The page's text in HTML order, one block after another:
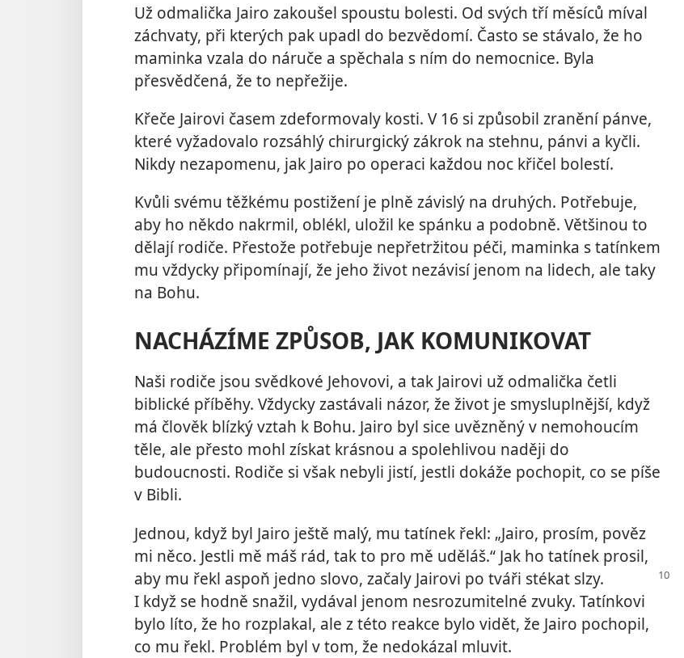
Už odmalička Jairo zakoušel spoustu bolesti. Od svých tří měsíců míval
záchvaty, při kterých pak upadl do bezvědomí. Často se stávalo, že ho
maminka vzala do náruče a spěchala s ním do nemocnice. Byla
přesvědčená, že to nepřežije.
Křeče Jairovi časem zdeformovaly kosti. V 16 si způsobil zranění pánve,
které vyžadovalo rozsáhlý chirurgický zákrok na stehnu, pánvi a kyčli.
Nikdy nezapomenu, jak Jairo po operaci každou noc křičel bolestí.
Kvůli svému těžkému postižení je plně závislý na druhých. Potřebuje,
aby ho někdo nakrmil, oblékl, uložil ke spánku a podobně. Většinou to
dělají rodiče. Přestože potřebuje nepřetržitou péči, maminka s tatínkem
mu vždycky připomínají, že jeho život nezávisí jenom na lidech, ale taky
na Bohu.
NACHÁZÍME ZPŮSOB, JAK KOMUNIKOVAT
Naši rodiče jsou svědkové Jehovovi, a tak Jairovi už odmalička četli
biblické příběhy. Vždycky zastávali názor, že život je smysluplnější, když
má člověk blízký vztah k Bohu. Jairo byl sice uvězněný v nemohoucím
těle, ale přesto mohl získat krásnou a spolehlivou naději do
budoucnosti. Rodiče si však nebyli jistí, jestli dokáže pochopit, co se píše
v Bibli.
Jednou, když byl Jairo ještě malý, mu tatínek řekl: „Jairo, prosím, pověz
mi něco. Jestli mě máš rád, tak to pro mě uděláš.“ Jak ho tatínek prosil,
aby mu řekl aspoň jedno slovo, začaly Jairovi po tváři stékat slzy.
I když se hodně snažil, vydával jenom nesrozumitelné zvuky. Tatínkovi
bylo líto, že ho rozplakal, ale z této reakce bylo vidět, že Jairo pochopil,
co mu řekl. Problém byl v tom, že nedokázal mluvit.